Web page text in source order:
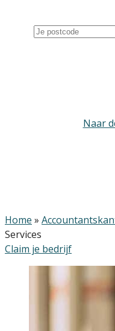
Naar
Home »
Services
Claim je bedrijf